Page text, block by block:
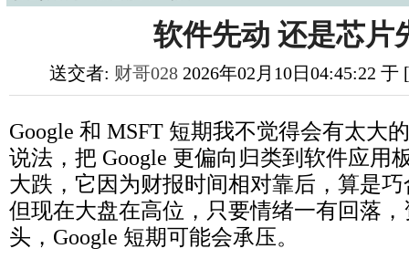
软件先动 还是芯片
送交者: 财哥028 2026年02月10日04:45:22
Google 和 MSFT 短期我不觉得会有太大
说法，把 Google 更偏向归类到软件应用
大跌，它因为财报时间相对靠后，算是
但现在大盘在高位，只要情绪一有回落
头，Google 短期可能会承压。